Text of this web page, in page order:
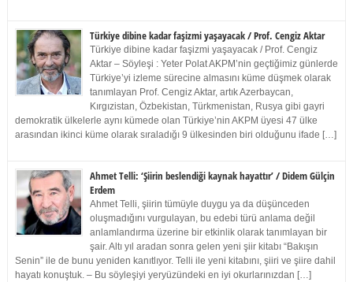
Türkiye dibine kadar faşizmi yaşayacak / Prof. Cengiz Aktar
Türkiye dibine kadar faşizmi yaşayacak / Prof. Cengiz
Aktar – Söyleşi : Yeter Polat AKPM’nin geçtiğimiz günlerde
Türkiye’yi izleme sürecine almasını küme düşmek olarak
tanımlayan Prof. Cengiz Aktar, artık Azerbaycan,
Kırgızistan, Özbekistan, Türkmenistan, Rusya gibi gayri
demokratik ülkelerle aynı kümede olan Türkiye’nin AKPM üyesi 47 ülke
arasından ikinci küme olarak sıraladığı 9 ülkesinden biri olduğunu ifade […]
Ahmet Telli: ‘Şiirin beslendiği kaynak hayattır’ / Didem Gülçin
Erdem
Ahmet Telli, şiirin tümüyle duygu ya da düşünceden
oluşmadığını vurgulayan, bu edebi türü anlama değil
anlamlandırma üzerine bir etkinlik olarak tanımlayan bir
şair. Altı yıl aradan sonra gelen yeni şiir kitabı “Bakışın
Senin” ile de bunu yeniden kanıtlıyor. Telli ile yeni kitabını, şiiri ve şiire dahil
hayatı konuştuk. – Bu söyleşiyi yeryüzündeki en iyi okurlarınızdan […]